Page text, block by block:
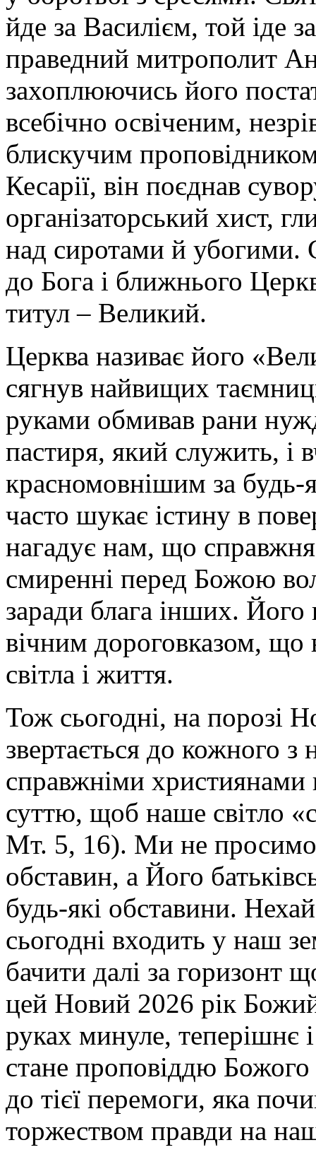
йде за Василієм, той
праведний митрополит
захоплюючись його
всебічно освіченим,
блискучим
Кесарії, він поєднав
організаторський хист,
над сиротами й
до Бога і ближнього
титул – Великий.
Церква називає його
сягнув найвищих
руками обмивав рани
пастиря, який служить, і
красномовнішим за будь-
часто шукає істину в
нагадує нам, що
смиренні перед Божою
заради блага інших. Його
вічним дороговказом, що
світла і життя.
Тож сьогодні, на порозі
звертається до кожного з
справжніми християнами
суттю, щоб наше світло
Мт. 5, 16). Ми не просимо
обставин, а Його
будь-які обставини.
сьогодні входить у наш
бачити далі за горизонт
цей Новий 2026 рік
руках минуле, теперішнє
стане проповіддю
до тієї перемоги, яка
торжеством правди на